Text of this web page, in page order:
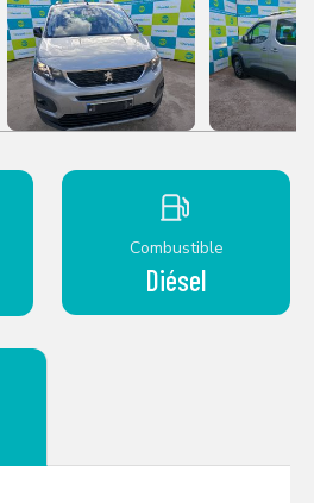
Combustible
Diésel